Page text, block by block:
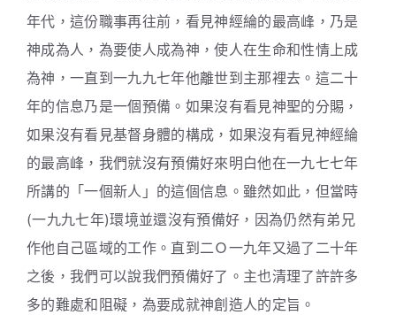
年代，這份職事再往前，看見神經綸的最高峰，乃是
神成為人，為要使人成為神，使人在生命和性情上成
為神，一直到一九九七年他離世到主那裡去。這二十
年的信息乃是一個預備。如果沒有看見神聖的分賜，
如果沒有看見基督身體的構成，如果沒有看見神經綸
的最高峰，我們就沒有預備好來明白他在一九七七年
所講的「一個新人」的這個信息。雖然如此，但當時
(一九九七年)環境並還沒有預備好，因為仍然有弟兄
作他自己區域的工作。直到二Ｏ一九年又過了二十年
之後，我們可以說我們預備好了。主也清理了許許多
多的難處和阻礙，為要成就神創造人的定旨。